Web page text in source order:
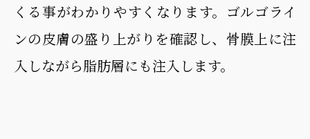
くる事がわかりやすくなります。ゴルゴライ
ンの皮膚の盛り上がりを確認し、骨膜上に注
入しながら脂肪層にも注入します。